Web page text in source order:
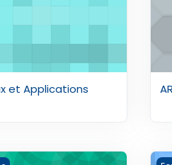
et Applications